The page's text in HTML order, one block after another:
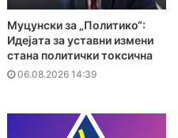
Муцунски за „Политико“:
Идејата за уставни измени
стана политички токсична
06.08.2026 14:39